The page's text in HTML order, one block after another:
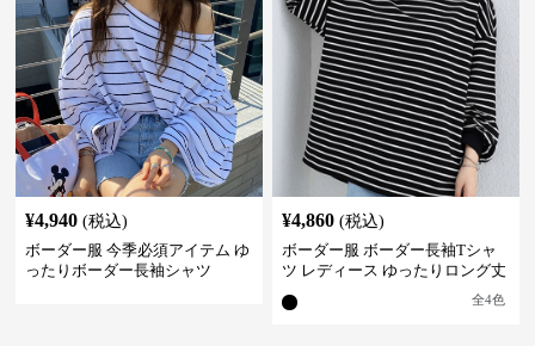
¥4,940 (税込)
ボーダー服 今季必須アイテム ゆ
ったりボーダー長袖シャツ
¥4,860 (税込)
ボーダー服 ボーダー長袖Tシャ
ツ レディース ゆったりロング丈
全4色